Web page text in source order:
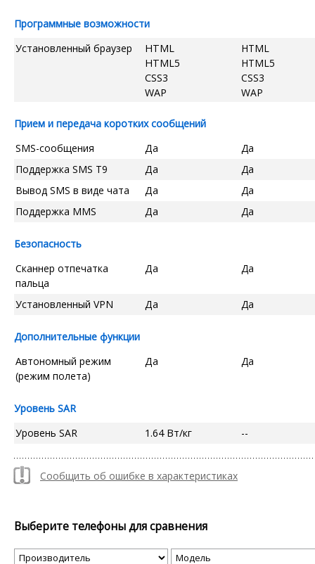
Программные возможности
Установленный браузер
HTML
HTML5
CSS3
WAP
HTML
HTML5
CSS3
WAP
Прием и передача коротких сообщений
SMS-сообщения
Да
Да
Поддержка SMS T9
Да
Да
Вывод SMS в виде чата
Да
Да
Поддержка MMS
Да Да
Безопасность
Сканнер отпечатка
пальца
Да Да
Установленный VPN Да Да
Дополнительные функции
Автономный режим
(режим полета)
Да Да
Уровень SAR
Уровень SAR
1.64 Вт/кг --
Сообщить об ошибке в характеристиках
Выберите телефоны для сравнения